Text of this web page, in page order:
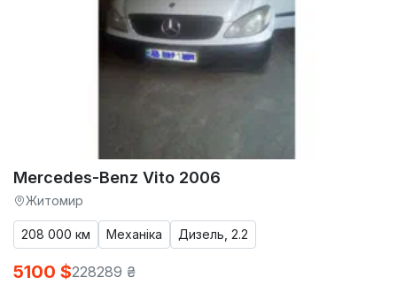
Mercedes-Benz Vito 2006
Житомир
208 000 км Механіка Дизель, 2.2
5100 $228289 ₴